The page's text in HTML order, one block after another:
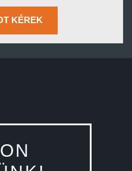
KÉREK